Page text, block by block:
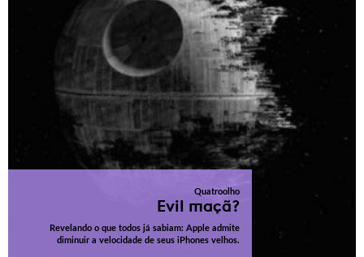
Quatroolho
Evil maçã?
Revelando o que todos já sabiam: Apple admite
diminuir a velocidade de seus iPhones velhos.